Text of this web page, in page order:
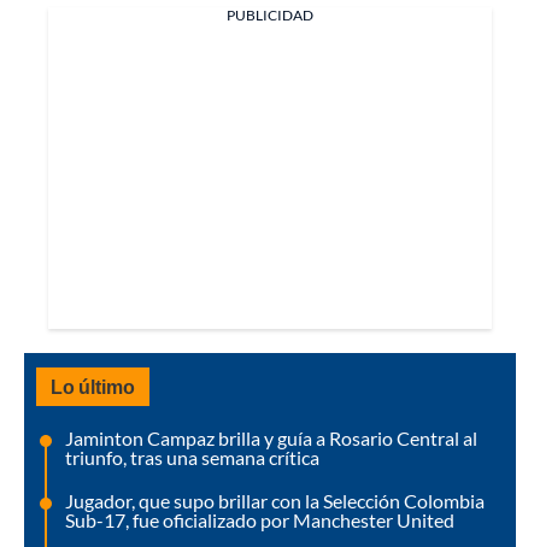
PUBLICIDAD
Lo último
Jaminton Campaz brilla y guía a Rosario Central al
triunfo, tras una semana crítica
Jugador, que supo brillar con la Selección Colombia
Sub-17, fue oficializado por Manchester United